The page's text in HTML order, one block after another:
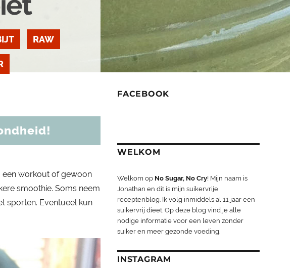
RAW
een workout of gewoon
smoothie. Soms neem
sporten. Eventueel kun
FACEBOOK
WELKOM
Welkom op No Sugar, No Cry! Mijn naam is
Jonathan en dit is mijn suikervrije
receptenblog. Ik volg inmiddels al 11 jaar een
suikervrij dieet. Op deze blog vind je alle
nodige informatie voor een leven zonder
suiker en meer gezonde voeding.
INSTAGRAM